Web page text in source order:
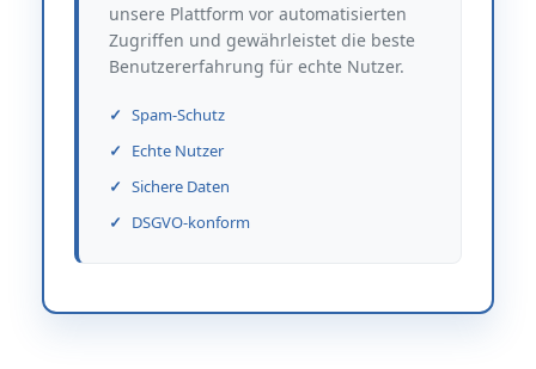
unsere Plattform vor automatisierten
Zugriffen und gewährleistet die beste
Benutzererfahrung für echte Nutzer.
Spam-Schutz
Echte Nutzer
Sichere Daten
DSGVO-konform